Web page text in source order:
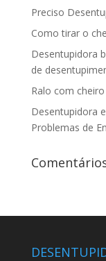
Preciso
Como tirar o
Desentupidora
de
Ralo com
Desentupidora
Problemas de